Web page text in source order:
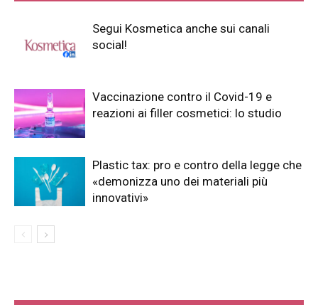
Segui Kosmetica anche sui canali
social!
Vaccinazione contro il Covid-19 e
reazioni ai filler cosmetici: lo studio
Plastic tax: pro e contro della legge che
«demonizza uno dei materiali più
innovativi»